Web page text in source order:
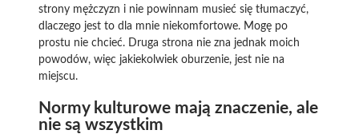
strony mężczyzn i nie powinnam musieć się tłumaczyć,
dlaczego jest to dla mnie niekomfortowe. Mogę po
prostu nie chcieć. Druga strona nie zna jednak moich
powodów, więc jakiekolwiek oburzenie, jest nie na
miejscu.
Normy kulturowe mają znaczenie, ale
nie są wszystkim